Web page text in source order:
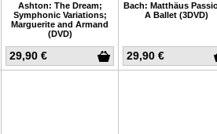
29,90 €
Ashton: The Dream;
Symphonic Variations;
Marguerite and Armand
(DVD)
29,90 €
Bach: Matthäus
A Ballet (3DVD)